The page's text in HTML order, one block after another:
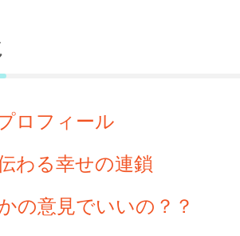
ロフィール
わる幸せの連鎖
の意見でいいの？？